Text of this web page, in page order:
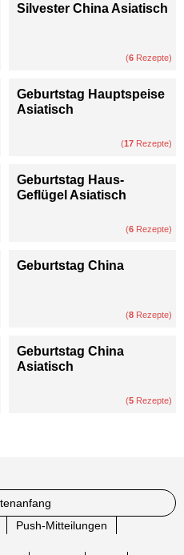
Silvester China Asiatisch
(6 Rezepte)
Geburtstag Hauptspeise
Asiatisch
(17 Rezepte)
Geburtstag Haus-
Geflügel Asiatisch
(6 Rezepte)
Geburtstag China
(8 Rezepte)
Geburtstag China
Asiatisch
(5 Rezepte)
Push-Mitteilungen